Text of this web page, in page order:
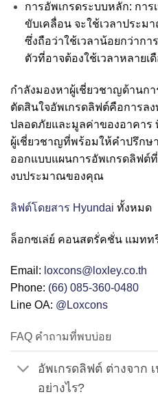
การอัพเกรดระบบหลัก: กา
ขับเคลื่อน จะใช้เวลาประม
ซึ่งถือว่าใช้เวลาน้อยกว่าก
ตัวที่อาจต้องใช้เวลาหลายเ
กำลังมองหาผู้เชี่ยวชาญด้านก
ตัดสินใจอัพเกรดลิฟต์คือการล
ปลอดภัยและมูลค่าของอาคาร
ผู้เชี่ยวชาญที่พร้อมให้คำปรึกษ
ออกแบบแผนการอัพเกรดลิฟต์
งบประมาณของคุณ
ลิฟต์โดยสาร Hyundai ทั้งหมด
ล็อกซเล่ย์ คอนสตรั่คชั่น แมทท
Email: loxcons@loxley.co.th
Phone: (66) 085-360-0480
Line OA: @Loxcons
FAQ คำถามที่พบบ่อย
อัพเกรดลิฟต์ ต่างจาก
อย่างไร?